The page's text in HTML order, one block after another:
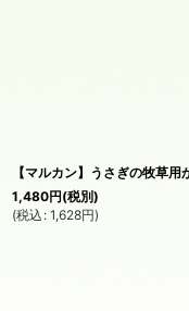
【マルカン】うさぎの牧草
1,480円(税別)
(税込 : 1,628円)